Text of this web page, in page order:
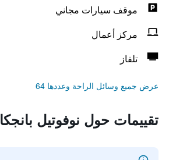
موقف سيارات مجاني
مركز أعمال
تلفاز
عرض جميع وسائل الراحة وعددها 64
تقييمات حول نوفوتيل بانجكا